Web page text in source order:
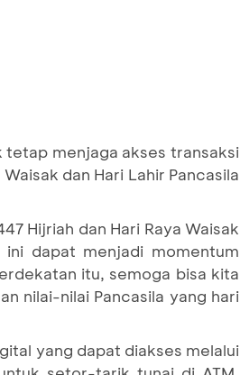
tetap menjaga akses transaksi
dan Hari Lahir Pancasila
Hijriah dan Hari Raya Waisak
dapat menjadi momentum
itu, semoga bisa kita
nilai-nilai Pancasila yang hari
yang dapat diakses melalui